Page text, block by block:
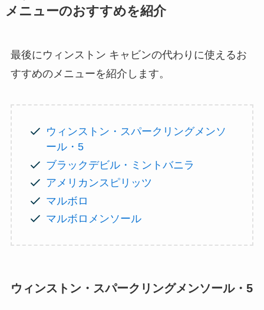
メニューのおすすめを紹介
最後にウィンストン キャビンの代わりに使えるお
すすめのメニューを紹介します。
ウィンストン・スパークリングメンソ
ール・5
ブラックデビル・ミントバニラ
アメリカンスピリッツ
マルボロ
マルボロメンソール
ウィンストン・スパークリングメンソール・5